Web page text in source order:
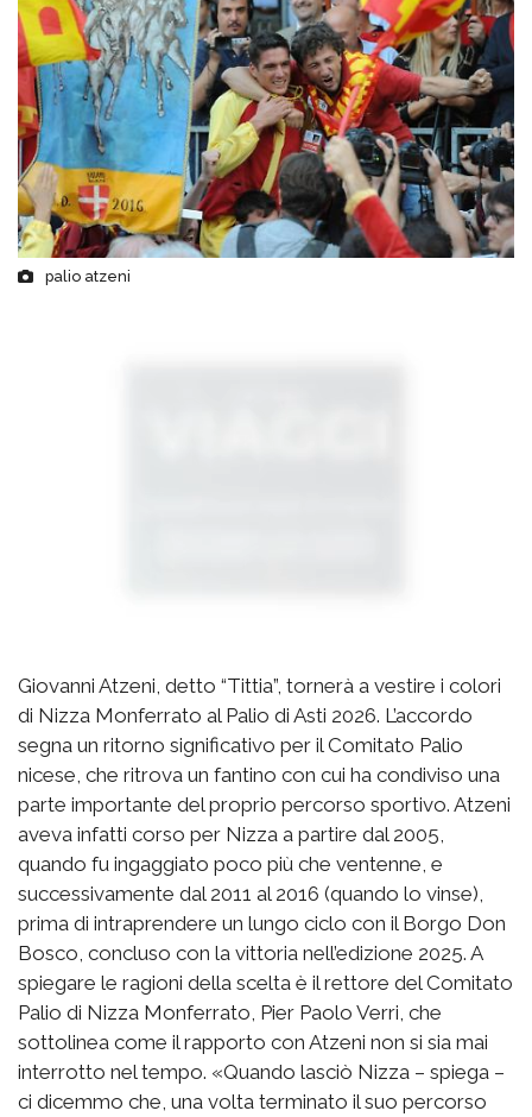
palio atzeni
Giovanni Atzeni, detto “Tittia”, tornerà a vestire i colori
di Nizza Monferrato al Palio di Asti 2026. L’accordo
segna un ritorno significativo per il Comitato Palio
nicese, che ritrova un fantino con cui ha condiviso una
parte importante del proprio percorso sportivo. Atzeni
aveva infatti corso per Nizza a partire dal 2005,
quando fu ingaggiato poco più che ventenne, e
successivamente dal 2011 al 2016 (quando lo vinse),
prima di intraprendere un lungo ciclo con il Borgo Don
Bosco, concluso con la vittoria nell’edizione 2025. A
spiegare le ragioni della scelta è il rettore del Comitato
Palio di Nizza Monferrato, Pier Paolo Verri, che
sottolinea come il rapporto con Atzeni non si sia mai
interrotto nel tempo. «Quando lasciò Nizza – spiega –
ci dicemmo che, una volta terminato il suo percorso